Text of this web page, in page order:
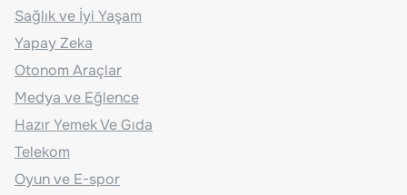
Sağlık ve İyi Yaşam
Yapay Zeka
Otonom Araçlar
Medya ve Eğlence
Hazır Yemek Ve Gıda
Telekom
Oyun ve E-spor